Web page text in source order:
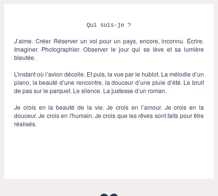
Qui suis-je ?
J’aime. Créer. Réserver un vol pour un pays, encore, inconnu. Écrire.
Imaginer. Photographier. Observer le jour qui se lève et sa lumière
bleutée.
L’instant où l’avion décolle. Et puis, la vue par le hublot. La mélodie d’un
piano, la beauté d’une rencontre, la douceur d’une pluie d’été. Le bruit
de pas sur le parquet. Le silence. La justesse d’un roman.
Je crois en la beauté de la vie. Je crois en l’amour. Je crois en la
douceur. Je crois en l'humain. Je crois que les rêves sont faits pour être
réalisés.